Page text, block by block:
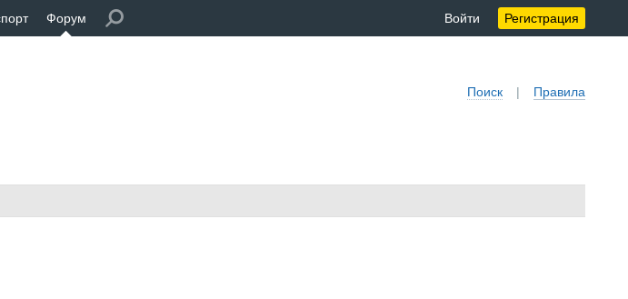
Форум Войти Регистрация
Поиск | Правила